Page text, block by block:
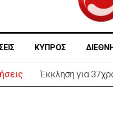
ΚΥΠΡΟΣ
Γερμανία: